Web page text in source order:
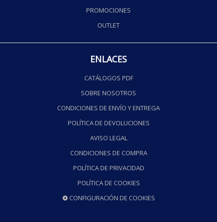
PROMOCIONES
OUTLET
ENLACES
CATÁLOGOS PDF
SOBRE NOSOTROS
CONDICIONES DE ENVÍO Y ENTREGA
POLÍTICA DE DEVOLUCIONES
AVISO LEGAL
CONDICIONES DE COMPRA
POLÍTICA DE PRIVACIDAD
POLÍTICA DE COOKIES
CONFIGURACIÓN DE COOKIES